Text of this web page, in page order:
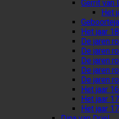
Gerrit van
Het
Het jaar
De jaren
De jaren
De jaren
De jaren
De jaren
Het jaar
Het jaar
Het jaar